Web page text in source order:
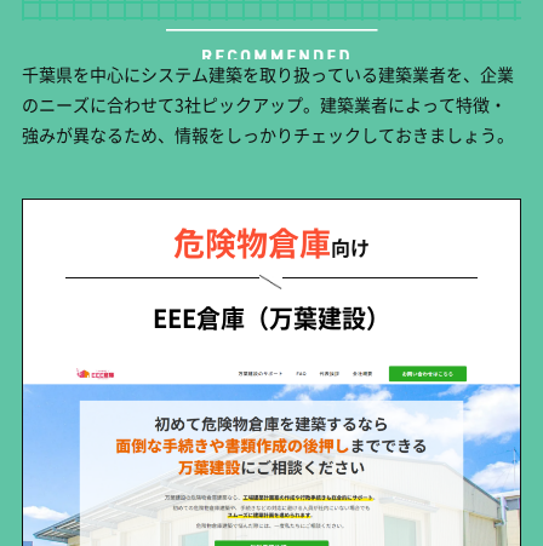
千葉県を中心にシステム建築を取り扱っている建築業者を、企業
のニーズに合わせて3社ピックアップ。建築業者によって特徴・
強みが異なるため、情報をしっかりチェックしておきましょう。
危険物倉庫向け
EEE倉庫（万葉建設）